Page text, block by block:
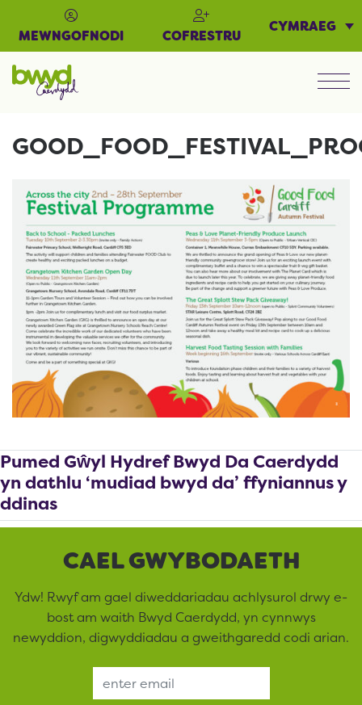
MEWNGOFNODI COFRESTRU
CYMRAEG
Pumed Gŵyl Hydref Bwyd Da Caerdydd
yn dathlu ‘mudiad bwyd da’ ffyniannus y
ddinas
CAEL GWYBODAETH
Ydw! Rwyf am gael diweddariadau achlysurol drwy e-
bost am waith Bwyd Caerdydd, yn cynnwys
newyddion, digwyddiadau a gweithgaredd codi arian.